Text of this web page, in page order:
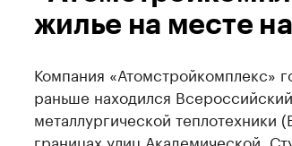
жилье на месте
Компания «Атомстройкомплекс»
раньше находился
металлургической
границах улиц Академической,